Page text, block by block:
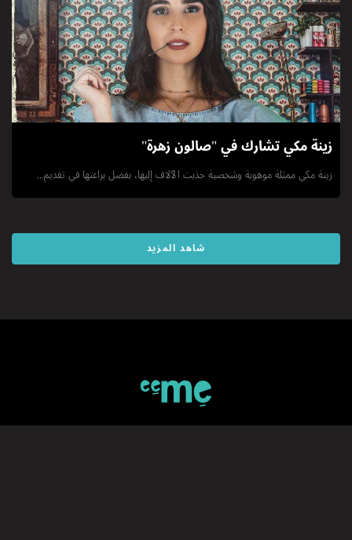
زينة مكي تشارك في "صالون زهرة"
زينة مكي ممثلة موهوبة وشخصية جذبت الآلاف إليها، بفضل براعتها في تقديم...
شاهد المزيد